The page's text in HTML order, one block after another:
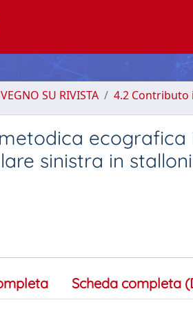
SU RIVISTA 4.2 Contributo
sinistra in
Scheda completa